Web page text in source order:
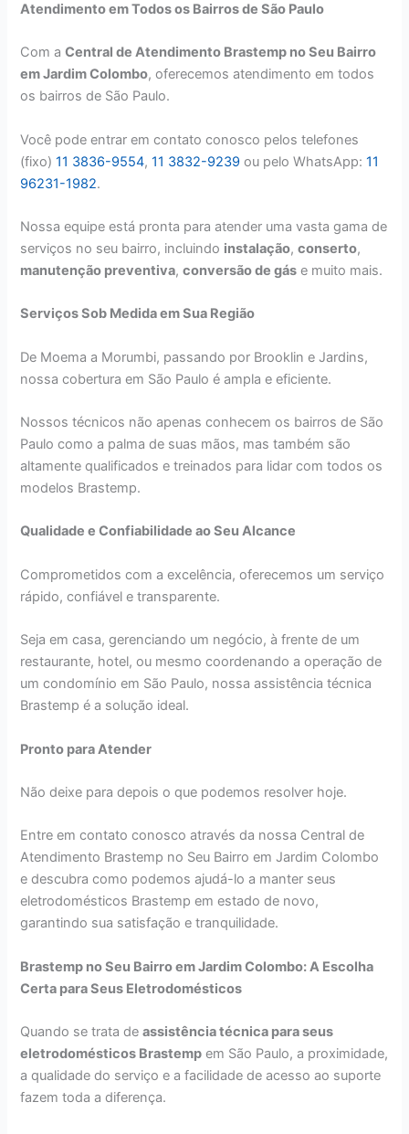
Atendimento em Todos os Bairros de São Paulo
Com aCentral de Atendimento Brastemp no Seu Bairro
em Jardim Colombo, oferecemos atendimento em todos
os bairros de São Paulo.
Você pode entrar em contato conosco pelos telefones
(fixo)11 3836-9554,11 3832-9239 ou pelo WhatsApp:11
96231-1982.
Nossa equipe está pronta para atender uma vasta gama de
serviços no seu bairro, incluindo instalação,conserto,
manutenção preventiva,conversão de gás e muito mais.
Serviços Sob Medida em Sua Região
De Moema a Morumbi, passando por Brooklin e Jardins,
nossa cobertura em São Paulo é ampla e eficiente.
Nossos técnicos não apenas conhecem os bairros de São
Paulo como a palma de suas mãos, mas também são
altamente qualificados e treinados para lidar com todos os
modelos Brastemp.
Qualidade e Confiabilidade ao Seu Alcance
Comprometidos com a excelência, oferecemos um serviço
rápido, confiável e transparente.
Seja em casa, gerenciando um negócio, à frente de um
restaurante, hotel, ou mesmo coordenando a operação de
um condomínio em São Paulo, nossa assistência técnica
Brastemp é a solução ideal.
Pronto para Atender
Não deixe para depois o que podemos resolver hoje.
Entre em contato conosco através da nossa Central de
Atendimento Brastemp no Seu Bairro em Jardim Colombo
e descubra como podemos ajudá-lo a manter seus
eletrodomésticos Brastemp em estado de novo,
garantindo sua satisfação e tranquilidade.
Brastemp no Seu Bairro em Jardim Colombo: A Escolha
Certa para Seus Eletrodomésticos
Quando se trata deassistência técnica para seus
eletrodomésticos Brastemp em São Paulo, a proximidade,
a qualidade do serviço e a facilidade de acesso ao suporte
fazem toda a diferença.